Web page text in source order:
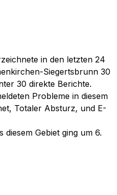
in den letzten 24
Siegertsbrunn 30
30 direkte Berichte.
Probleme in diesem
Totaler Absturz, und E-
diesem Gebiet ging um 6.